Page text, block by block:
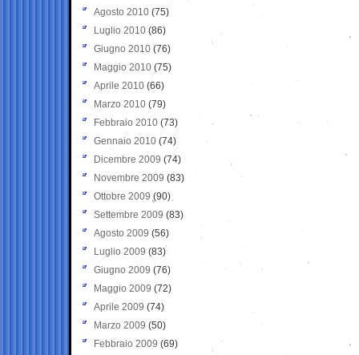
Agosto 2010 (75)
Luglio 2010 (86)
Giugno 2010 (76)
Maggio 2010 (75)
Aprile 2010 (66)
Marzo 2010 (79)
Febbraio 2010 (73)
Gennaio 2010 (74)
Dicembre 2009 (74)
Novembre 2009 (83)
Ottobre 2009 (90)
Settembre 2009 (83)
Agosto 2009 (56)
Luglio 2009 (83)
Giugno 2009 (76)
Maggio 2009 (72)
Aprile 2009 (74)
Marzo 2009 (50)
Febbraio 2009 (69)